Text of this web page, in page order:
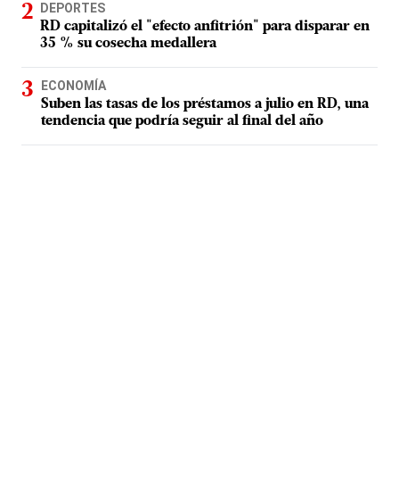
DEPORTES
RD capitalizó el "efecto anfitrión" para disparar en
35 % su cosecha medallera
ECONOMÍA
Suben las tasas de los préstamos a julio en RD, una
tendencia que podría seguir al final del año